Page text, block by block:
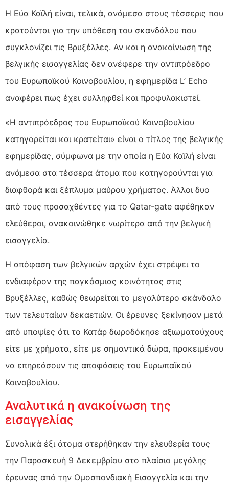
Η Εύα Καϊλή είναι, τελικά, ανάμεσα στους τέσσερις που
κρατούνται για την υπόθεση του σκανδάλου που
συγκλονίζει τις Βρυξέλλες. Αν και η ανακοίνωση της
βελγικής εισαγγελίας δεν ανέφερε την αντιπρόεδρο
του Ευρωπαϊκού Κοινοβουλίου, η εφημερίδα L’ Echo
αναφέρει πως έχει συλληφθεί και προφυλακιστεί.
«Η αντιπρόεδρος του Ευρωπαϊκού Κοινοβουλίου
κατηγορείται και κρατείται» είναι ο τίτλος της βελγικής
εφημερίδας, σύμφωνα με την οποία η Εύα Καϊλή είναι
ανάμεσα στα τέσσερα άτομα που κατηγορούνται για
διαφθορά και ξέπλυμα μαύρου χρήματος. Άλλοι δυο
από τους προσαχθέντες για το Qatar-gate αφέθηκαν
ελεύθεροι, ανακοινώθηκε νωρίτερα από την βελγική
εισαγγελία.
Η απόφαση των βελγικών αρχών έχει στρέψει το
ενδιαφέρον της παγκόσμιας κοινότητας στις
Βρυξέλλες, καθώς θεωρείται το μεγαλύτερο σκάνδαλο
των τελευταίων δεκαετιών. Οι έρευνες ξεκίνησαν μετά
από υποψίες ότι το Κατάρ δωροδόκησε αξιωματούχους
είτε με χρήματα, είτε με σημαντικά δώρα, προκειμένου
να επηρεάσουν τις αποφάσεις του Ευρωπαϊκού
Κοινοβουλίου.
Αναλυτικά η ανακοίνωση της
εισαγγελίας
Συνολικά έξι άτομα στερήθηκαν την ελευθερία τους
την Παρασκευή 9 Δεκεμβρίου στο πλαίσιο μεγάλης
έρευνας από την Ομοσπονδιακή Εισαγγελία και την